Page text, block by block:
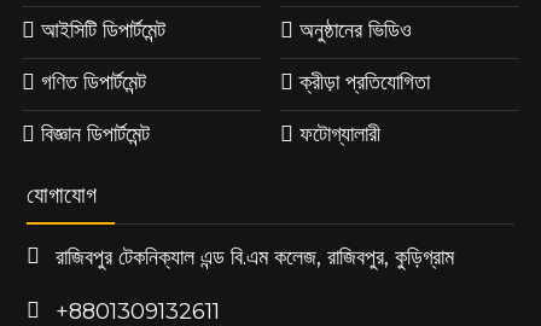
আইসিটি ডিপার্টমেন্ট
গণিত ডিপার্টমেন্ট
বিজ্ঞান ডিপার্টমেন্ট
অনুষ্ঠানের ভিডিও
ক্রীড়া প্রতিযোগিতা
ফটোগ্যালারী
যোগাযোগ
রাজিবপুর টেকনিক্যাল এন্ড বি.এম কলেজ, রাজিবপুর, কুড়িগ্রাম
+8801309132611